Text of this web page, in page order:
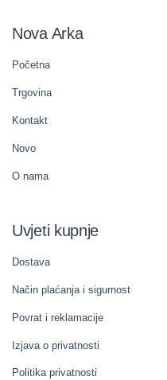
Nova Arka
Početna
Trgovina
Kontakt
Novo
O nama
Uvjeti kupnje
Dostava
Način plaćanja i sigurnost
Povrat i reklamacije
Izjava o privatnosti
Politika privatnosti